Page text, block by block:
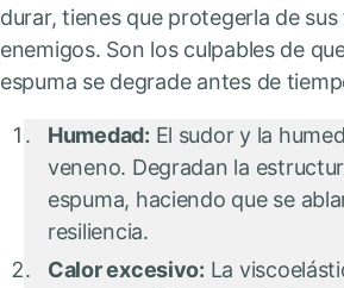
durar, tienes que protegerla de
enemigos. Son los culpables de
espuma se degrade antes de
Humedad: El sudor y la
veneno. Degradan la
espuma, haciendo que se
resiliencia.
Calor excesivo: La